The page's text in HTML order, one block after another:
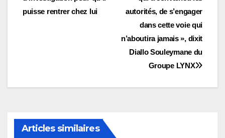
autorités, de s’engager
dans cette voie qui
n’aboutira jamais », dixit
Diallo Souleymane du
Groupe LYNX
puisse rentrer chez lui
Articles similaires